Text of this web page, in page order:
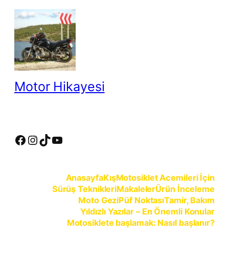
İçeriğe
Motor Hikayesi
Facebook InstagramTikTok YouTube
AnasayfaKışMotosiklet Acemileri İçin
Sürüş TeknikleriMakalelerÜrün İnceleme
Moto GeziPüf NoktasıTamir, Bakım
Yıldızlı Yazılar – En Önemli Konular
Motosiklete başlamak: Nasıl başlanır?